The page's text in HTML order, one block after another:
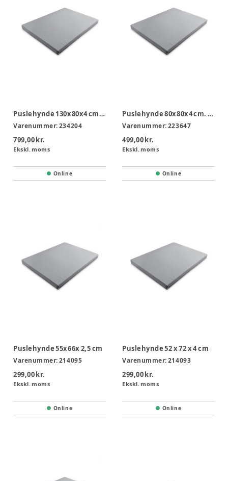
Puslehynde 130x80x4 cm. m. Dahlia betræk til puslebord uden vask
Varenummer:234204
799,00 kr.
Ekskl. moms
Online
Puslehynde 80x80x4 cm. m. Dahlia betræk
Varenummer:223647
499,00 kr.
Ekskl. moms
Online
Puslehynde 55x66x 2,5 cm
Varenummer:214095
299,00 kr.
Ekskl. moms
Online
Puslehynde 52 x 72 x 4 cm
Varenummer:214093
299,00 kr.
Ekskl. moms
Online